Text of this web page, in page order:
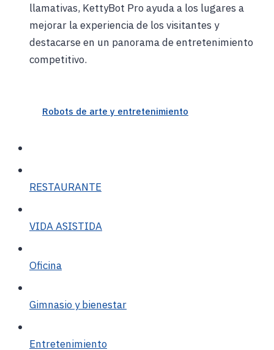
llamativas, KettyBot Pro ayuda a los lugares a
mejorar la experiencia de los visitantes y
destacarse en un panorama de entretenimiento
competitivo.
Robots de arte y entretenimiento
RESTAURANTE
VIDA ASISTIDA
Oficina
Gimnasio y bienestar
Entretenimiento